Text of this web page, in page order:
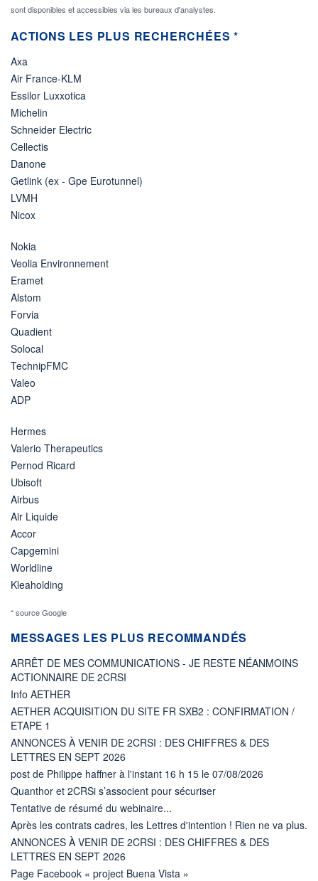
sont disponibles et accessibles via les bureaux d'analystes.
ACTIONS LES PLUS RECHERCHÉES *
Axa
Air France-KLM
Essilor Luxxotica
Michelin
Schneider Electric
Cellectis
Danone
Getlink (ex - Gpe Eurotunnel)
LVMH
Nicox
Nokia
Veolia Environnement
Eramet
Alstom
Forvia
Quadient
Solocal
TechnipFMC
Valeo
ADP
Hermes
Valerio Therapeutics
Pernod Ricard
Ubisoft
Airbus
Air Liquide
Accor
Capgemini
Worldline
Kleaholding
* source Google
MESSAGES LES PLUS RECOMMANDÉS
ARRÊT DE MES COMMUNICATIONS - JE RESTE NÉANMOINS
ACTIONNAIRE DE 2CRSI
Info AETHER
AETHER ACQUISITION DU SITE FR SXB2 : CONFIRMATION /
ETAPE 1
ANNONCES À VENIR DE 2CRSI : DES CHIFFRES & DES
LETTRES EN SEPT 2026
post de Philippe haffner à l'instant 16 h 15 le 07/08/2026
Quanthor et 2CRSi s’associent pour sécuriser
Tentative de résumé du webinaire...
Après les contrats cadres, les Lettres d'intention ! Rien ne va plus.
ANNONCES À VENIR DE 2CRSI : DES CHIFFRES & DES
LETTRES EN SEPT 2026
Page Facebook « project Buena Vista »